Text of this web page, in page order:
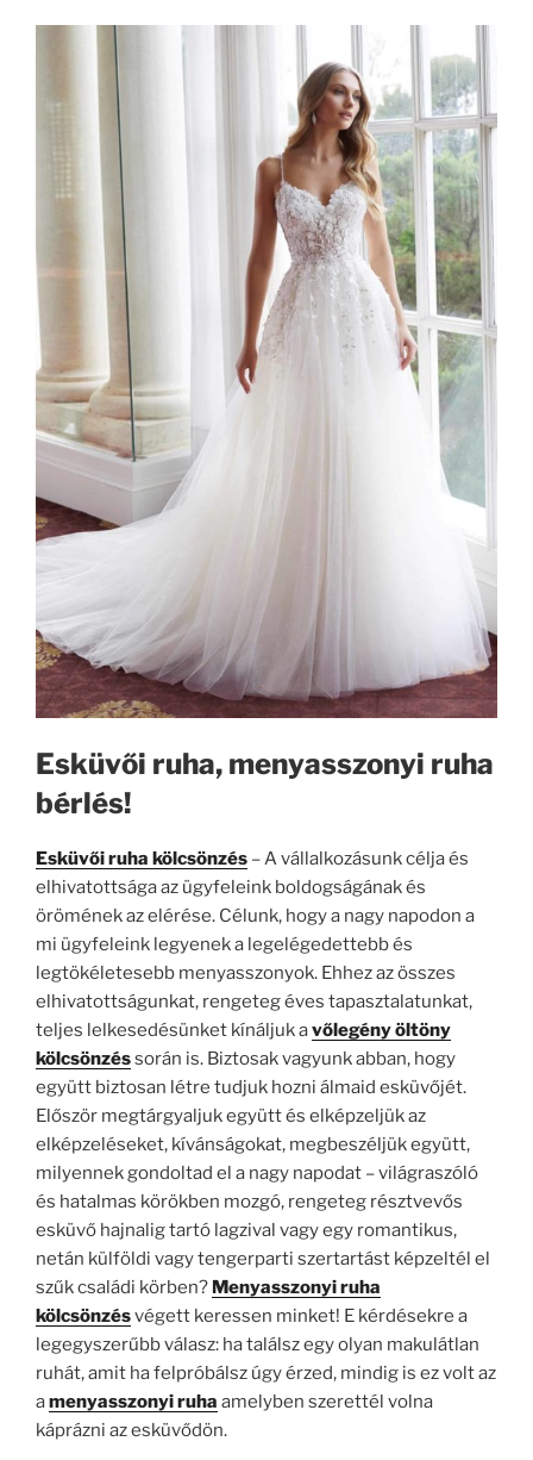
Esküvői ruha, menyasszonyi ruha
bérlés!
Esküvői ruha kölcsönzés – A vállalkozásunk célja és
elhivatottsága az ügyfeleink boldogságának és
örömének az elérése. Célunk, hogy a nagy napodon a
mi ügyfeleink legyenek a legelégedettebb és
legtökéletesebb menyasszonyok. Ehhez az összes
elhivatottságunkat, rengeteg éves tapasztalatunkat,
teljes lelkesedésünket kínáljuk avőlegény öltöny
kölcsönzéssorán is. Biztosak vagyunk abban, hogy
együtt biztosan létre tudjuk hozni álmaid esküvőjét.
Először megtárgyaljuk együtt és elképzeljük az
elképzeléseket, kívánságokat, megbeszéljük együtt,
milyennek gondoltad el a nagy napodat – világraszóló
és hatalmas körökben mozgó, rengeteg résztvevős
esküvő hajnalig tartó lagzival vagy egy romantikus,
netán külföldi vagy tengerparti szertartást képzeltél el
szűk családi körben? Menyasszonyi ruha
kölcsönzésvégett keressen minket! E kérdésekre a
legegyszerűbb válasz: ha találsz egy olyan makulátlan
ruhát, amit ha felpróbálsz úgy érzed, mindig is ez volt az
amenyasszonyi ruha amelyben szerettél volna
káprázni az esküvődön.